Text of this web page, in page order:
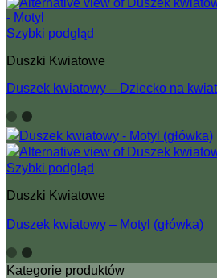
Szybki podgląd
Duszki Kwiatowe
Duszek kwiatowy – Dziecko na
Szybki podgląd
Duszki Kwiatowe
Duszek kwiatowy – Motyl (główka)
Kategorie produktów